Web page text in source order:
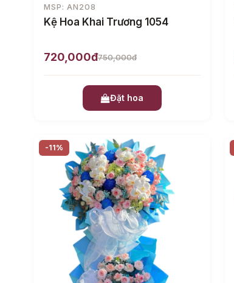
MSP: AN208
Kệ Hoa Khai Trương 1054
720,000đ750,000đ
Đặt hoa
-11%